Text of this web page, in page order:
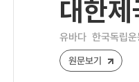
대한
유바다 한국독립
원문보기